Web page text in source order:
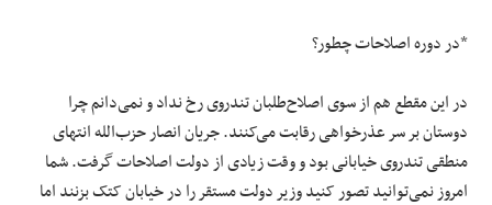
*در دوره اصلاحات چطور؟
در این مقطع هم از سوی اصلاح‌طلبان تندروی رخ نداد و نمی‌دانم چرا
دوستان بر سر عذرخواهی رقابت می‌کنند. جریان انصار حزب‌الله انتهای
منطقی تندروی خیابانی بود و وقت زیادی از دولت اصلاحات گرفت. شما
امروز نمی‌توانید تصور کنید وزیر دولت مستقر را در خیابان کتک بزنند اما